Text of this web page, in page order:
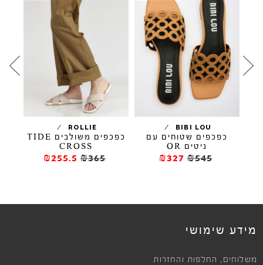
BIBI LOU
/
כפכפים שטוחים עם
ניטים OR
₪545
₪327
ROLLIE
/
כפכפים משולבים TIDE
CROSS
₪365
₪255.5
מידע שימושי
משלוחים , החלפות והחזרות